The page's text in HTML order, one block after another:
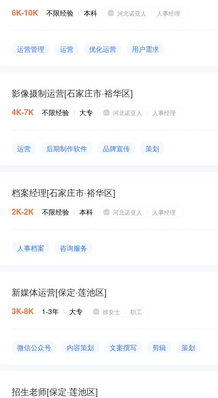
6K-10K 不限经验 本科 河北诺亚人 人事经理
运营管理 运营 优化运营
用户需求
影像摄制运营[石家庄市·裕华区]
4K-7K 不限经验 大专 河北诺亚人 人事经理
运营 后期制作软件 品牌宣传
策划
档案经理[石家庄市·裕华区]
2K-2K 不限经验 本科 河北诺亚人 人事经理
人事档案 咨询服务
新媒体运营[保定·莲池区]
3K-8K 1-3年 大专 徐女士 职工
微信公众号 内容策划 文案撰写 剪辑
策划
招生老师[保定·莲池区]